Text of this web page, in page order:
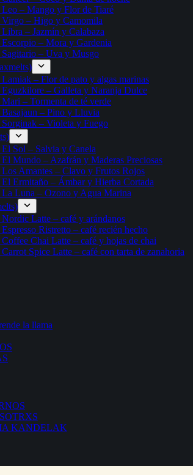
Leo – Mango y Flor de Tiaré
Virgo – Higo y Camomila
– Jazmín y Calabaza
– Mora y Gardenia
Sagitario – Uva y Musgo
– Flor de pato y algas marinas
Eguzkilore – Galleta y Naranja Dulce
– Tormenta de té verde
– Pino y Lluvia
– Violeta y Fuego
Sol – Salvia y Canela
Mundo – Azafrán y Maderas Preciosas
Amantes – Clavo y Frutos Rojos
El Ermitaño – Ámbar y Hierba Cortada
La Luna – Ozono y Agua Marina
Latte – café y arándanos
Ristretto – café recién hecho
Chai Latte – café y hojas de chai
Spice Latte – café con tarta de zanahoria
la llama
KANDELAK